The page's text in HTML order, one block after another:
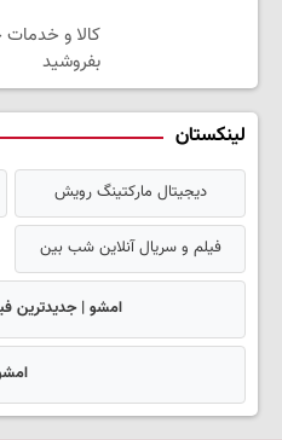
کالا و
بفروشید
لینکستان
دیجیتال مارکتینگ رویش
فیلم و سریال آنلاین شب بین
امشو | جدیدترین